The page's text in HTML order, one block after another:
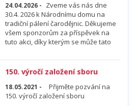
24.04.2026 - Zveme vás nás dne
30.4. 2026 k Národnímu domu na
tradiční pálení čarodějnic. Děkujeme
všem sponzorům za příspěvek na
tuto akci, díky kterým se může tato
150. výročí založení sboru
18.05.2021 -
Přijměte pozvání na
150. výročí založení sboru